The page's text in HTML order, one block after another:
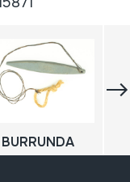
BURRUNDA